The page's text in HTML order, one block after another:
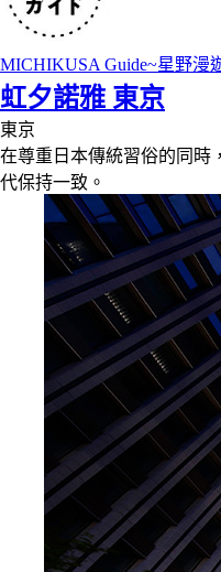
MICHIKUSA Guide~星野漫
虹夕諾雅 東京
東京
在尊重日本傳統習俗的同時
代保持一致。